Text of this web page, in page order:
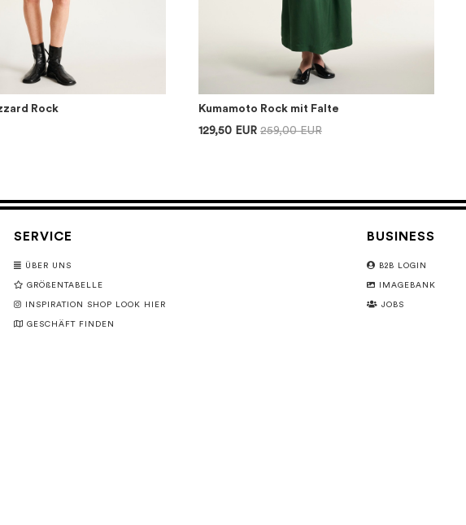
Rock
Kumamoto Rock mit Falte
129,50 EUR 259,00 EUR
SERVICE
ÜBER UNS
GRÖßENTABELLE
INSPIRATION SHOP LOOK HIER
GESCHÄFT FINDEN
BUSINESS
B2B LOGIN
IMAGEBANK
JOBS